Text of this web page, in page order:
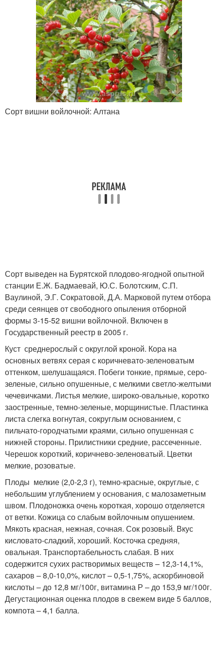
Сорт вишни войлочной: Алтана
Сорт выведен на Бурятской плодово-ягодной опытной
станции Е.Ж. Бадмаевай, Ю.С. Болотским, С.П.
Ваулиной, Э.Г. Сократовой, Д.А. Марковой путем отбора
среди сеянцев от свободного опыления отборной
формы 3-15-52 вишни войлочной. Включен в
Государственный реестр в 2005 г.
Куст среднерослый с округлой кроной. Кора на
основных ветвях серая с коричневато-зеленоватым
оттенком, шелушащаяся. Побеги тонкие, прямые, серо-
зеленые, сильно опушенные, с мелкими светло-желтыми
чечевичками. Листья мелкие, широко-овальные, коротко
заостренные, темно-зеленые, морщинистые. Пластинка
листа слегка вогнутая, сокруглым основанием, с
пильчато-городчатыми краями, сильно опушенная с
нижней стороны. Прилистники средние, рассеченные.
Черешок короткий, коричнево-зеленоватый. Цветки
мелкие, розоватые.
Плоды мелкие (2,0-2,3 г), темно-красные, округлые, с
небольшим углублением у основания, с малозаметным
швом. Плодоножка очень короткая, хорошо отделяется
от ветки. Кожица со слабым войлочным опушением.
Мякоть красная, нежная, сочная. Сок розовый. Вкус
кисловато-сладкий, хороший. Косточка средняя,
овальная. Транспортабельность слабая. В них
содержится сухих растворимых веществ – 12,3-14,1%,
сахаров – 8,0-10,0%, кислот – 0,5-1,75%, аскорбиновой
кислоты – до 12,8 мг/100г, витамина Р – до 153,9 мг/100г.
Дегустационная оценка плодов в свежем виде 5 баллов,
компота – 4,1 балла.